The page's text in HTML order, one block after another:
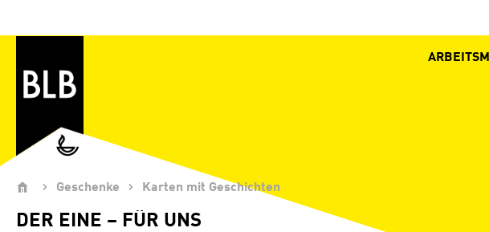
Geschenke Karten mit Geschichten
DER EINE – FÜR UNS